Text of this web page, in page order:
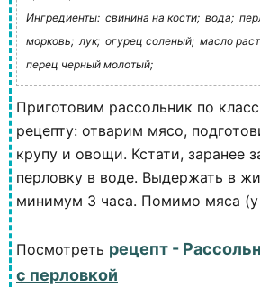
Ингредиенты: свинина на кости; вода;
морковь; лук; огурец соленый; масло
перец черный молотый;
Приготовим рассольник по
рецепту: отварим мясо,
крупу и овощи. Кстати, заранее
перловку в воде. Выдержать в
минимум 3 часа. Помимо мяса (у
Посмотреть рецепт -
с перловкой